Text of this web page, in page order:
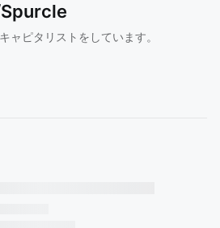
ャピタリストをしています。